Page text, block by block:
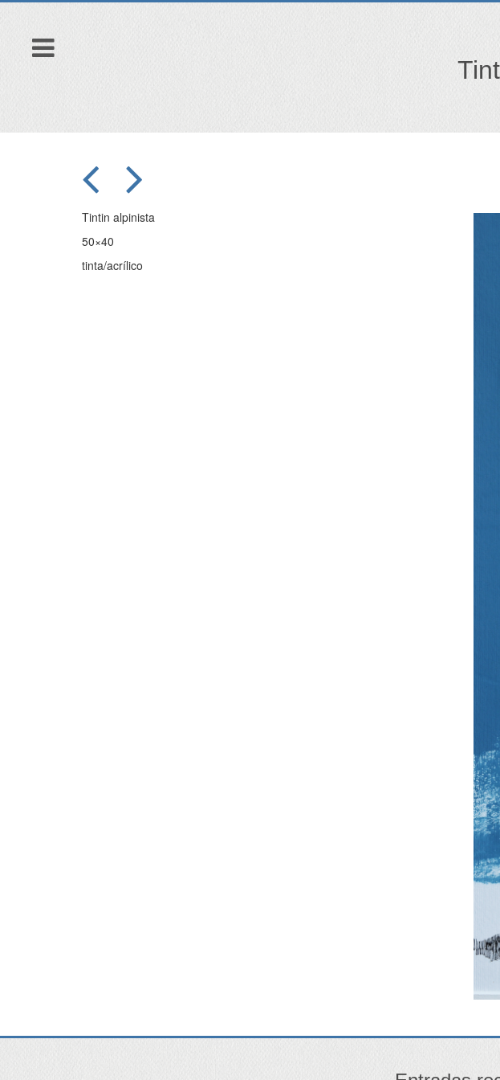
Tintin alpinista
50×40
tinta/acrílico